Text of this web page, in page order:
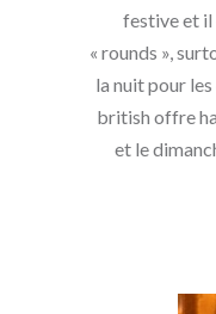
festive et il
« rounds »,
la nuit pour
british offre
et le